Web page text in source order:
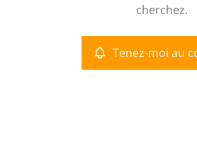
cherchez.
Tenez-moi au